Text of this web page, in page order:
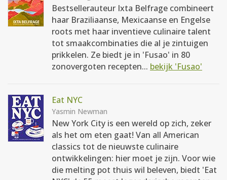
Bestsellerauteur Ixta Belfrage combineert
haar Braziliaanse, Mexicaanse en Engelse
roots met haar inventieve culinaire talent
tot smaakcombinaties die al je zintuigen
prikkelen. Ze biedt je in 'Fusao' in 80
zonovergoten recepten... bekijk 'Fusao'
Eat NYC
Yasmin Newman
New York City is een wereld op zich, zeker
als het om eten gaat! Van all American
classics tot de nieuwste culinaire
ontwikkelingen: hier moet je zijn. Voor wie
die melting pot thuis wil beleven, biedt 'Eat